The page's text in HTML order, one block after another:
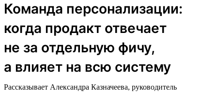
Команда персонализации:
когда продакт отвечает
не за отдельную фичу,
а влияет на всю систему
Рассказывает Александра Казначеева, руководитель